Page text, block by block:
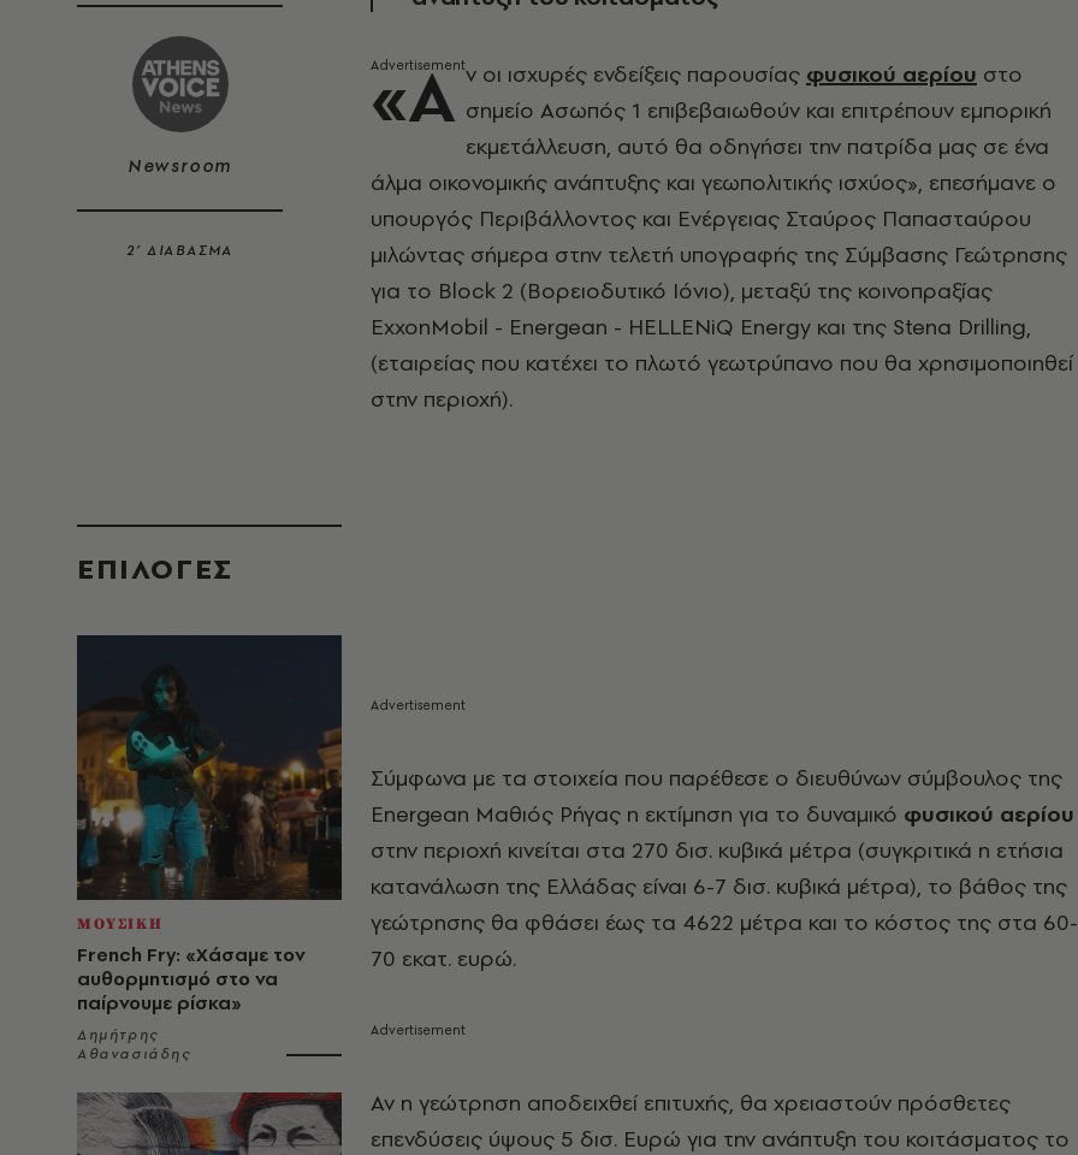
Newsroom
2’ ΔΙΑΒΑΣΜΑ
EΠΙΛΟΓΈΣ
ΜΟΥΣΙΚΗ
French Fry: «Χάσαμε τον
αυθορμητισμό στο να
παίρνουμε ρίσκα»
Δημήτρης
Αθανασιάδης
«Α ν οι ισχυρές ενδείξεις παρουσίας φυσικού αερίου στο
σημείο Ασωπός 1 επιβεβαιωθούν και επιτρέπουν εμπορική
εκμετάλλευση, αυτό θα οδηγήσει την πατρίδα μας σε ένα
άλμα οικονομικής ανάπτυξης και γεωπολιτικής ισχύος», επεσήμανε ο
υπουργός Περιβάλλοντος και Ενέργειας Σταύρος Παπασταύρου
μιλώντας σήμερα στην τελετή υπογραφής της Σύμβασης Γεώτρησης
για το Block 2 (Βορειοδυτικό Ιόνιο), μεταξύ της κοινοπραξίας
ExxonMobil - Energean - HELLENiQ Energy και της Stena Drilling,
(εταιρείας που κατέχει το πλωτό γεωτρύπανο που θα χρησιμοποιηθεί
στην περιοχή).
Σύμφωνα με τα στοιχεία που παρέθεσε ο διευθύνων σύμβουλος της
Energean Μαθιός Ρήγας η εκτίμηση για το δυναμικό φυσικού αερίου
στην περιοχή κινείται στα 270 δισ. κυβικά μέτρα (συγκριτικά η ετήσια
κατανάλωση της Ελλάδας είναι 6-7 δισ. κυβικά μέτρα), το βάθος της
γεώτρησης θα φθάσει έως τα 4622 μέτρα και το κόστος της στα 60-
70 εκατ. ευρώ.
Αν η γεώτρηση αποδειχθεί επιτυχής, θα χρειαστούν πρόσθετες
επενδύσεις ύψους 5 δισ. Ευρώ για την ανάπτυξη του κοιτάσματος το